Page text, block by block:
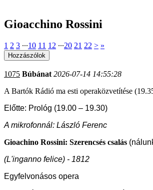
Gioacchino Rossini
1 2 3 ∙∙∙10 11 12 ∙∙∙20 21 22 > »
1075 Búbánat 2026-07-14 14:55:28
A Bartók Rádió ma esti operaközvetítése
Előtte: Prológ (19.00 – 19.30)
A mikrofonnál: László Ferenc
Gioachino Rossini: Szerencsés csalás
(L'inganno felice) - 1812
Egyfelvonásos opera